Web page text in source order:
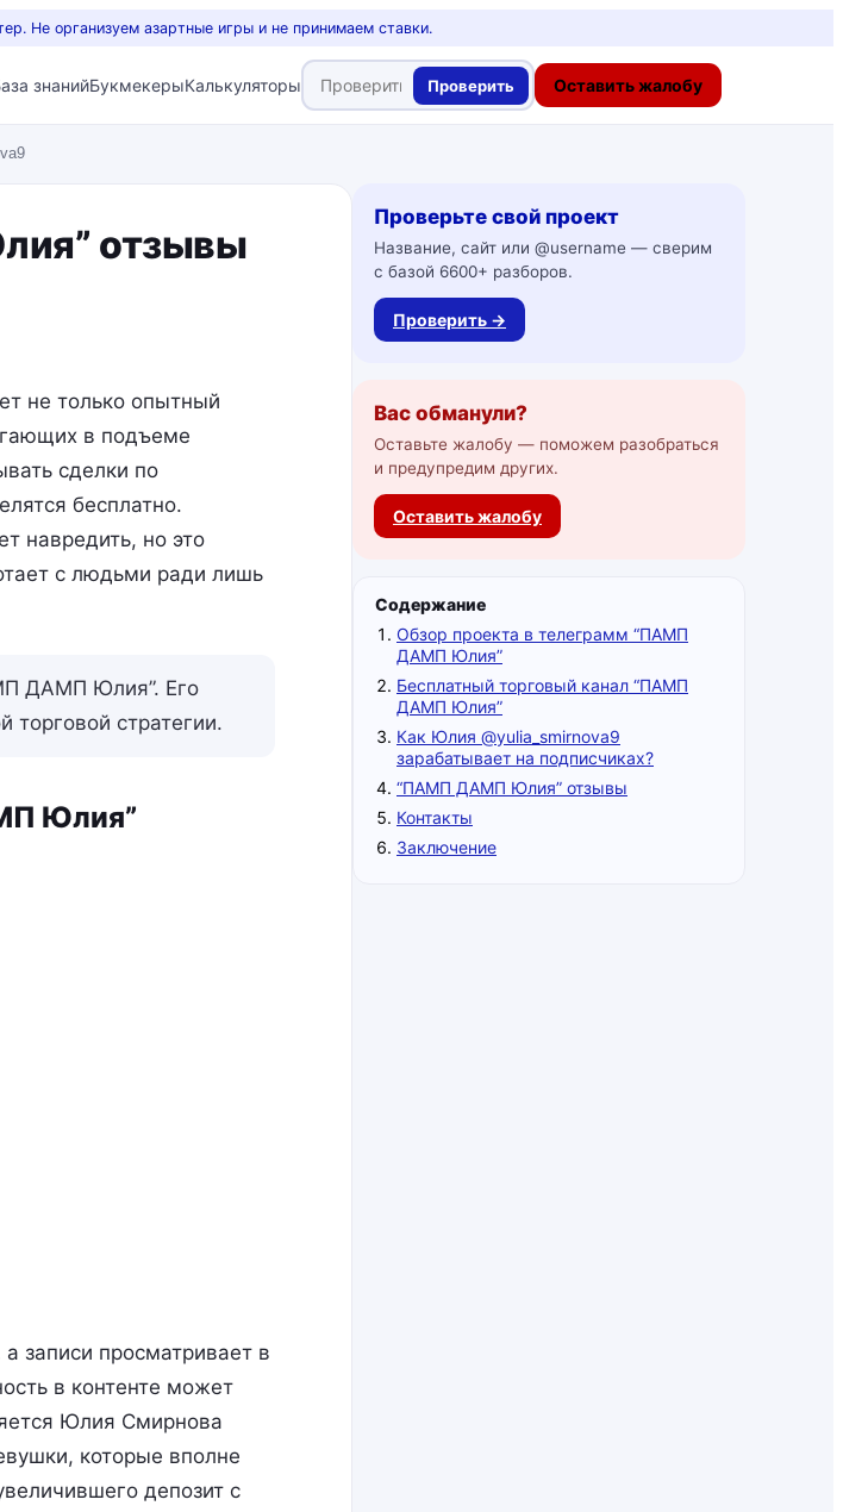
Не организуем азартные игры и не принимаем ставки.
знанийБукмекерыКалькуляторы Проверить Оставить жалобу
отзывы
не только опытный
в подъеме
сделки по
бесплатно.
навредить, но это
с людьми ради лишь
ДАМП Юлия”. Его
торговой стратегии.
Юлия”
записи просматривает в
в контенте может
Юлия Смирнова
которые вполне
депозит с
Проверьте свой проект
Название, сайт или @username — сверим
с базой 6600+ разборов.
Проверить →
Вас обманули?
Оставьте жалобу — поможем разобраться
и предупредим других.
Оставить жалобу
Содержание
Обзор проекта в телеграмм “ПАМП
ДАМП Юлия”
Бесплатный торговый канал “ПАМП
ДАМП Юлия”
Как Юлия @yulia_smirnova9
зарабатывает на подписчиках?
“ПАМП ДАМП Юлия” отзывы
Контакты
Заключение